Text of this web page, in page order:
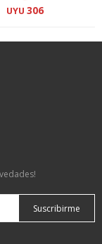
UYU 306
Suscribirme